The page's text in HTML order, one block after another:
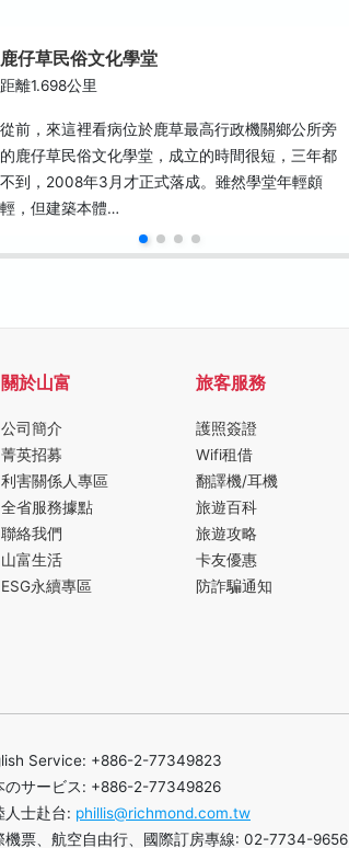
鹿仔草民俗文化學堂
距離1.698公里
從前，來這裡看病位於鹿草最高行政機關鄉公所旁
的鹿仔草民俗文化學堂，成立的時間很短，三年都
不到，2008年3月才正式落成。雖然學堂年輕頗
輕，但建築本體…
關於山富
公司簡介
菁英招募
利害關係人專區
全省服務據點
聯絡我們
山富生活
ESG永續專區
旅客服務
護照簽證
Wifi租借
翻譯機/耳機
旅遊百科
旅遊攻略
卡友優惠
防詐騙通知
Service: +886-2-77349823
のサービス: +886-2-77349826
人士赴台: phillis@richmond.com.tw
機票、航空自由行、國際訂房專線: 02-7734-9656